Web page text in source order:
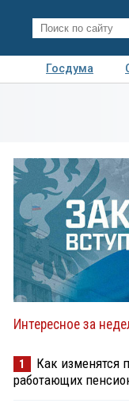
Госдума
Интересное за
1
Как изменятся
работающих